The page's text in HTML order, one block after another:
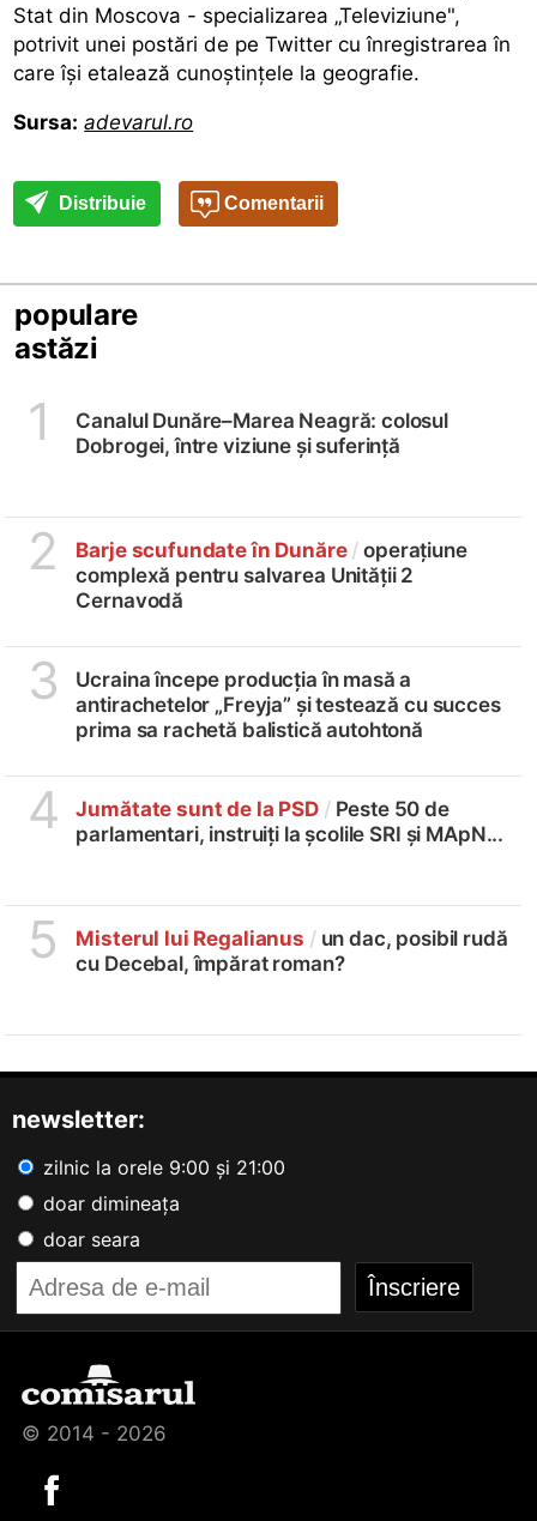
Stat din Moscova - specializarea „Televiziune",
potrivit unei postări de pe Twitter cu înregistrarea în
care își etalează cunoștințele la geografie.
Sursa: adevarul.ro
Distribuie Comentarii
populare
astăzi
1
Canalul Dunăre–Marea Neagră: colosul
Dobrogei, între viziune și suferință
2 Barje scufundate în Dunăre / operațiune
complexă pentru salvarea Unității 2
Cernavodă
3
Ucraina începe producția în masă a
antirachetelor „Freyja” și testează cu succes
prima sa rachetă balistică autohtonă
4 Jumătate sunt de la PSD / Peste 50 de
parlamentari, instruiți la școlile SRI și MApN...
5 Misterul lui Regalianus /un dac, posibil rudă
cu Decebal, împărat roman?
newsletter:
zilnic la orele 9:00 și 21:00
doar dimineața
doar seara
© 2014 - 2026